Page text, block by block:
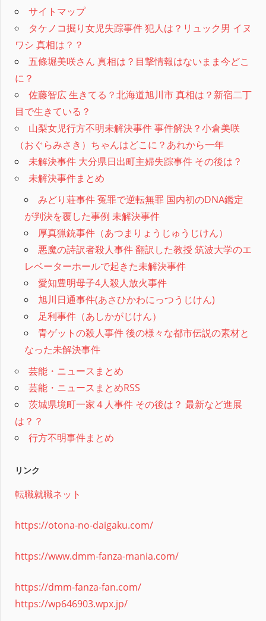
サイトマップ
タケノコ掘り女児失踪事件 犯人は？リュック男 イヌ
ワシ 真相は？？
五條堀美咲さん 真相は？目撃情報はないまま今どこ
に？
佐藤智広 生きてる？北海道旭川市 真相は？新宿二丁
目で生きている？
山梨女児行方不明未解決事件 事件解決？小倉美咲
（おぐらみさき）ちゃんはどこに？あれから一年
未解決事件 大分県日出町主婦失踪事件 その後は？
未解決事件まとめ
みどり荘事件 冤罪で逆転無罪 国内初のDNA鑑定
が判決を覆した事例 未解決事件
厚真猟銃事件（あつまりょうじゅうじけん）
悪魔の詩訳者殺人事件 翻訳した教授 筑波大学のエ
レベーターホールで起きた未解決事件
愛知豊明母子4人殺人放火事件
旭川日通事件(あさひかわにっつうじけん)
足利事件（あしかがじけん）
青ゲットの殺人事件 後の様々な都市伝説の素材と
なった未解決事件
芸能・ニュースまとめ
芸能・ニュースまとめRSS
茨城県境町一家４人事件 その後は？ 最新など進展
は？？
行方不明事件まとめ
リンク
転職就職ネット
https://otona-no-daigaku.com/
https://www.dmm-fanza-mania.com/
https://dmm-fanza-fan.com/
https://wp646903.wpx.jp/